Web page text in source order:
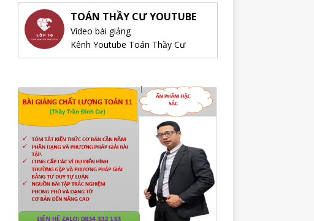
TOÁN THẦY CƯ YOUTUBE
Video bài giảng
Kênh Youtube Toán Thầy Cư